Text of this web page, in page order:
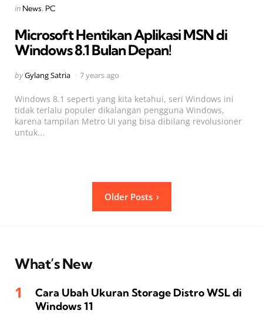
Categories
Posted
in News PC
Microsoft Hentikan Aplikasi MSN di
Windows 8.1 Bulan Depan!
Posted
byGylang Satria 7 years ago
Windows 8.1 seperti yang kita ketahui, seri Windows ini
tidak terlalu populer dikalangan pengguna Windows,
karena tampilan Metro UI yang bisa dibilang revolusioner
untuk...
Older Posts
What’s New
Cara Ubah Ukuran Storage Distro WSL di
Windows 11